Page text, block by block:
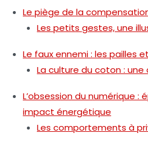
Le piège de la
Les petits gestes, une
Le faux ennemi : les pailles
La culture du coton :
L’obsession du numérique :
impact énergétique
Les comportements à